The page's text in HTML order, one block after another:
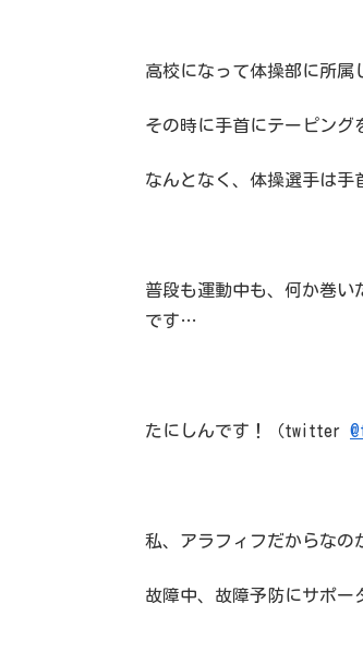
高校になって体操部に所属
その時に手首にテーピング
なんとなく、体操選手は手
普段も運動中も、何か巻い
です…
たにしんです！（twitter
私、アラフィフだからなの
故障中、故障予防にサポ